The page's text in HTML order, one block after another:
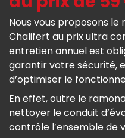
Nous vous proposons
Chalifert au prix ultra
entretien annuel est
garantir votre sécurité,
d’optimiser le
En effet, outre le
nettoyer le conduit
contrôle l’ensemble de